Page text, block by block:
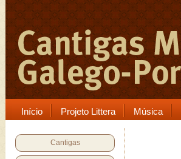
Início Projeto Littera Música
Cantigas